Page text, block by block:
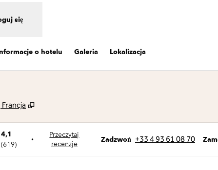
się
o hotelu Galeria Lokalizacja
,
4,1
(619)
•
Przeczytaj
recenzje
Zadzwoń
Zadzwoń +33 4 93 61 08 70